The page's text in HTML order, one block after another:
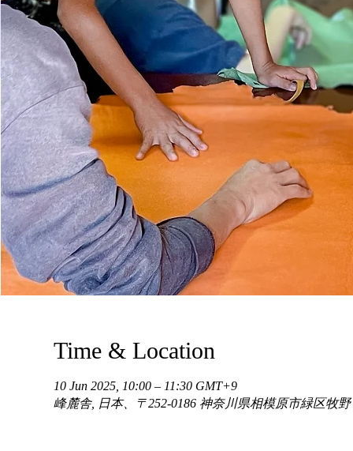
Time & Location
10 Jun 2025, 10:00 – 11:30 GMT+9
峰麓舎, 日本、〒252-0186 神奈川県相模原市緑区牧